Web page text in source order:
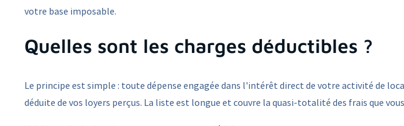
votre base imposable.
Quelles sont les charges déductibles ?
Le principe est simple : toute dépense engagée dans l'intérêt direct de votre activité de
déduite de vos loyers perçus. La liste est longue et couvre la quasi-totalité des frais que